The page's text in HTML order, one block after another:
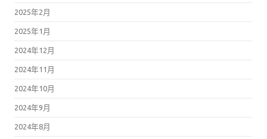
2025年2月
2025年1月
2024年12月
2024年11月
2024年10月
2024年9月
2024年8月